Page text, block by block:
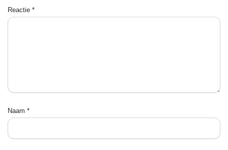
Reactie *
Naam *